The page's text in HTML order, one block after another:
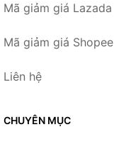
Mã giảm giá Lazada
Mã giảm giá Shopee
Liên hệ
CHUYÊN MỤC